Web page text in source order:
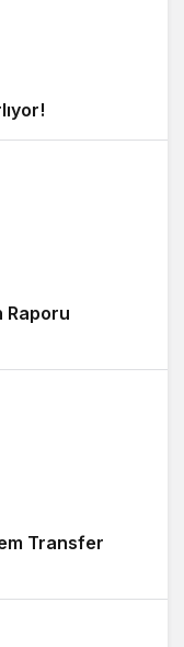
Raporu
Transfer